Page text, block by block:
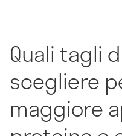
Quali tagli
scegliere
maggiore